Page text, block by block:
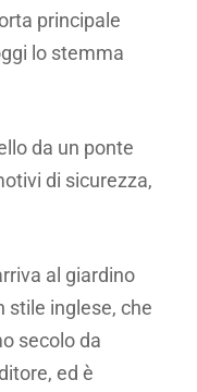
principale
lo stemma
da un ponte
di sicurezza,
al giardino
stile inglese, che
secolo da
ed è